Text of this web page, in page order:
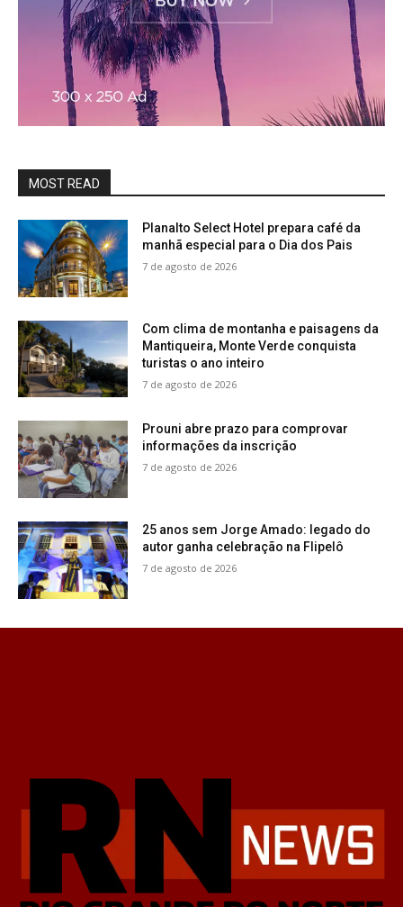
MOST READ
Planalto Select Hotel prepara café da
manhã especial para o Dia dos Pais
7 de agosto de 2026
Com clima de montanha e paisagens da
Mantiqueira, Monte Verde conquista
turistas o ano inteiro
7 de agosto de 2026
Prouni abre prazo para comprovar
informações da inscrição
7 de agosto de 2026
25 anos sem Jorge Amado: legado do
autor ganha celebração na Flipelô
7 de agosto de 2026